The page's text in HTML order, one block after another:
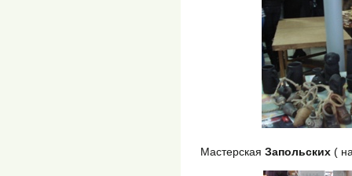
Мастерская Запольских (